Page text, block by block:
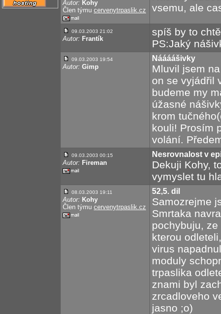
Autor: Kohy
Člen týmu cervenytrpaslik.cz
vsemu, ale
09.03.2003 21:02
Autor: Frantík
spíš by to
PS:Jaký
09.03.2003 19:54
Autor: Gimp
Náááášivky
Mluvil jsem
on se vyjádřil
budeme my
úžasné
krom
kouli! Prosím
volání.
09.03.2003 00:15
Autor: Fireman
Nesrovnalost v
Dekuji Kohy,
vymyslet tu
08.03.2003 19:11
Autor: Kohy
Člen týmu cervenytrpaslik.cz
52,5. dil
Samozrejme
Smrtaka
pochybuju,
kterou
virus
moduly
trpaslika
znami byl
zrcadloveho
jasno ;o)